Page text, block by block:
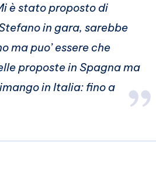
è stato proposto di
in gara, sarebbe
ma puo’ essere che
proposte in Spagna ma
in Italia: fino a